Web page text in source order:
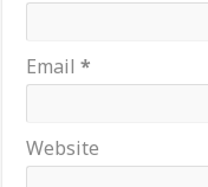
Email*
Website